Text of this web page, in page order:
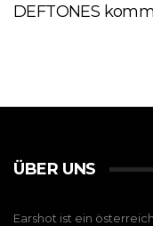
DEFTONES
ÜBER UNS
Earshot ist ein